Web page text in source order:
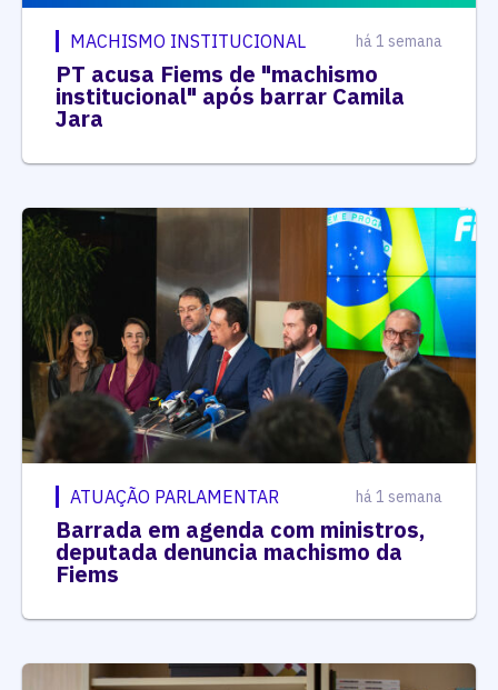
MACHISMO INSTITUCIONAL há 1 semana
PT acusa Fiems de "machismo
institucional" após barrar Camila
Jara
ATUAÇÃO PARLAMENTAR há 1 semana
Barrada em agenda com ministros,
deputada denuncia machismo da
Fiems